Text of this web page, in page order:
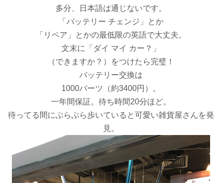
多分、日本語は通じないです。
「バッテリー チェンジ」とか
「リペア」とかの最低限の英語で大丈夫。
文末に「ダイ マイ カー？」
（できますか？）をつけたら完璧！
バッテリー交換は
1000バーツ（約3400円）。
一年間保証。待ち時間20分ほど。
待ってる間にぶらぶら歩いていると可愛い雑貨屋さんを発
見。